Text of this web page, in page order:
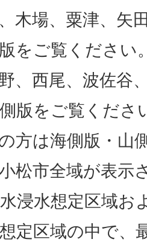
木場、粟津、矢
をご覧ください
、西尾、波佐谷
版をご覧くださ
方は海側版・山
松市全域が表示
浸水想定区域お
定区域の中で、